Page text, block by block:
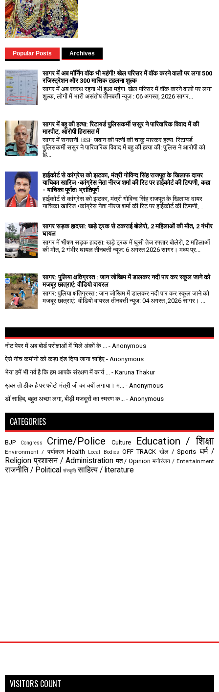
Popular Posts Archives
सागर में अब मॉर्निंग वॉक भी महंगी! खेल परिसर में वॉक करने वालों पर लगा ₹500
रजिस्ट्रेशन और ₹300 मासिक टहलना शुल्क
सागर में अब स्वस्थ रहना भी हुआ महंगा: खेल परिसर में वॉक करने वालों पर लगा
शुल्क, लोगों में भारी असंतोष तीनबत्ती न्यूज : 06 अगस्त, 2026 सागर...
सागर में बहू की हत्या: रिटायर्ड पुलिसकर्मी ससुर ने पारिवारिक विवाद में की
मारपीट, आरोपी हिरासत में
सागर में सनसनी: BSF जवान की पत्नी की चाकू मारकर हत्या: रिटायर्ड
पुलिसकर्मी ससुर ने पारिवारिक विवाद में बहु की हत्या की: पुलिस ने आरोपी को
हि...
हाईकोर्ट से कांग्रेस को झटका, मंत्री गोविन्द सिंह राजपूत के खिलाफ दायर
याचिका खारिज •कांग्रेस नेता नीरज शर्मा की रिट पर हाईकोर्ट की टिप्पणी, कहा
- याचिका पूर्णतः भ्रांतिपूर्ण
हाईकोर्ट से कांग्रेस को झटका, मंत्री गोविन्द सिंह राजपूत के खिलाफ दायर
याचिका खारिज •कांग्रेस नेता नीरज शर्मा की रिट पर हाईकोर्ट की टिप्पणी,...
सागर सड़क हादसा: खड़े ट्रक से टकराई बोलेरो, 2 महिलाओं की मौत, 2 गंभीर
घायल
सागर में भीषण सड़क हादसा: खड़े ट्रक में घुसी तेज रफ्तार बोलेरो, 2 महिलाओं
की मौत, 2 गंभीर घायल तीनबत्ती न्यूज: 6 अगस्त 2026 सागर। मध्य प्र...
सागर: पुलिया क्षतिग्रस्त : जान जोखिम में डालकर नदी पार कर स्कूल जाने को
मजबूर छात्राएं: वीडियो वायरल
सागर: पुलिया क्षतिग्रस्त : जान जोखिम में डालकर नदी पार कर स्कूल जाने को
मजबूर छात्राएं: वीडियो वायरल तीनबत्ती न्यूज: 04 अगस्त ,2026 सागर। ...
नीट पेपर में अब बोर्ड परीक्षाओं में मिले अंकों के ... - Anonymous
ऐसे नीच कमीनो को कड़ा दंड दिया जाना चाहिए - Anonymous
भैया हमें भी गर्व है कि हम आपके संरक्षण में कार्य ... - Karuna Thakur
ख़बर तो ठीक है पर फोटो मंत्री जी का क्यों लगाया। म... - Anonymous
डॉ साहिब, बहुत अच्छा लगा, बीड़ी मजदूरों का स्मरण क... - Anonymous
CATEGORIES
BJP Congress Crime/Police Culture Education / शिक्षा
Environment / पर्यावरण Health Local Bodies OFF TRACK खेल / Sports धर्म /
Religion प्रशासन / Administration मत / Opinion मनोरंजन / Entertainment
राजनीति / Political संस्कृति साहित्य / literature
VISITORS COUNT